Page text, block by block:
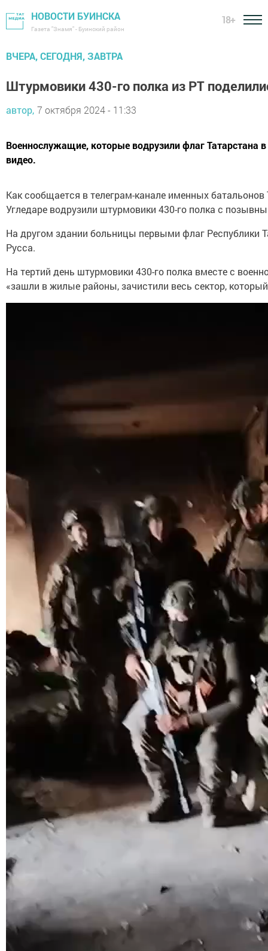
НОВОСТИ БУИНСКА
Газета "Знамя" - Буинский район
18+
ВЧЕРА, СЕГОДНЯ, ЗАВТРА
Штурмовики 430-го полка из РТ
автор, 7 октября 2024 - 11:33
Военнослужащие, которые водрузили флаг Татарстана
видео.
Как сообщается в телеграм-канале именных
Угледаре водрузили штурмовики 430-го полка с
На другом здании больницы первыми флаг Республики
Русса.
На тертий день штурмовики 430-го полка вместе с
«зашли в жилые районы, зачистили весь сектор,